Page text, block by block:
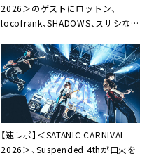
2026＞のゲストにロットン、
locofrank、SHADOWS、スサシなど
【速レポ】＜SATANIC CARNIVAL
2026＞、Suspended 4thが口火を